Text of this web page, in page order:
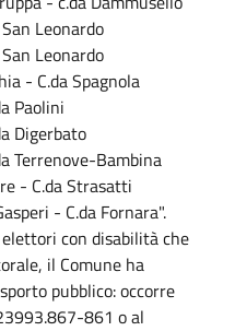
Leonardo
Leonardo
- C.da Spagnola
Paolini
Digerbato
Terrenove-Bambina
- C.da Strasatti
- C.da Fornara".
con disabilità che
il Comune ha
pubblico: occorre
861 o al